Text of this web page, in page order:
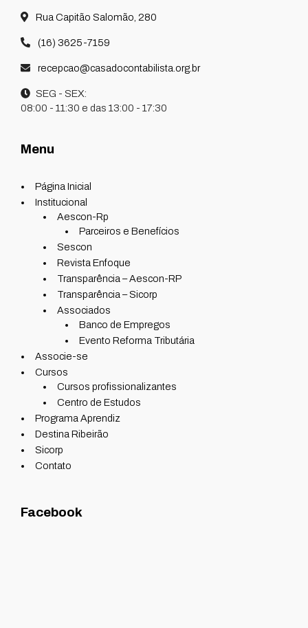
Rua Capitão Salomão, 280
(16) 3625-7159
recepcao@casadocontabilista.org.br
SEG - SEX:
08:00 - 11:30 e das 13:00 - 17:30
Menu
Página Inicial
Institucional
Aescon-Rp
Parceiros e Benefícios
Sescon
Revista Enfoque
Transparência – Aescon-RP
Transparência – Sicorp
Associados
Banco de Empregos
Evento Reforma Tributária
Associe-se
Cursos
Cursos profissionalizantes
Centro de Estudos
Programa Aprendiz
Destina Ribeirão
Sicorp
Contato
Facebook